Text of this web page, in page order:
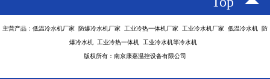
主营产品：低温冷水机厂家 防爆冷水机厂家 工业冷热一体机厂家 工业冷水机厂家 低温冷水机 防
爆冷水机 工业冷热一体机 工业冷水机等冷水机
版权所有：南京康嘉温控设备有限公司